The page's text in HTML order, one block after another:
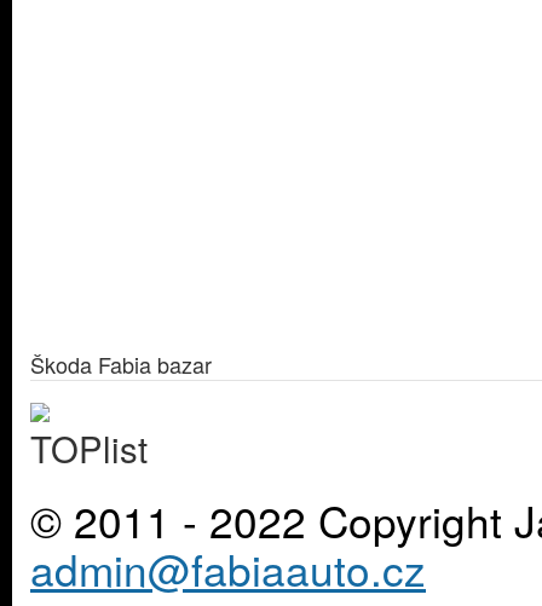
Škoda Fabia bazar
© 2011 - 2022 Copyright
admin@fabiaauto.cz